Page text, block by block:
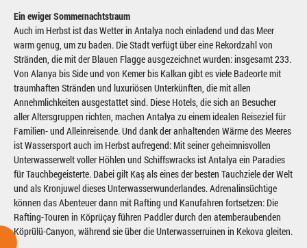
Ein ewiger Sommernachtstraum
Auch im Herbst ist das Wetter in Antalya noch einladend und das Meer
warm genug, um zu baden. Die Stadt verfügt über eine Rekordzahl von
Stränden, die mit der Blauen Flagge ausgezeichnet wurden: insgesamt 233.
Von Alanya bis Side und von Kemer bis Kalkan gibt es viele Badeorte mit
traumhaften Stränden und luxuriösen Unterkünften, die mit allen
Annehmlichkeiten ausgestattet sind. Diese Hotels, die sich an Besucher
aller Altersgruppen richten, machen Antalya zu einem idealen Reiseziel für
Familien- und Alleinreisende. Und dank der anhaltenden Wärme des Meeres
ist Wassersport auch im Herbst aufregend: Mit seiner geheimnisvollen
Unterwasserwelt voller Höhlen und Schiffswracks ist Antalya ein Paradies
für Tauchbegeisterte. Dabei gilt Kaş als eines der besten Tauchziele der Welt
und als Kronjuwel dieses Unterwasserwunderlandes. Adrenalinsüchtige
können das Abenteuer dann mit Rafting und Kanufahren fortsetzen: Die
Rafting-Touren in Köprüçay führen Paddler durch den atemberaubenden
Köprülü-Canyon, während sie über die Unterwasserruinen in Kekova gleiten.